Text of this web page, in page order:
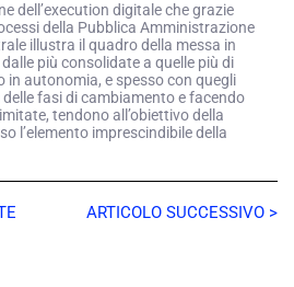
dell’execution digitale che grazie
della Pubblica Amministrazione
illustra il quadro della messa in
più consolidate a quelle più di
in autonomia, e spesso con quegli
fasi di cambiamento e facendo
tendono all’obiettivo della
l’elemento imprescindibile della
ARTICOLO SUCCESSIVO >